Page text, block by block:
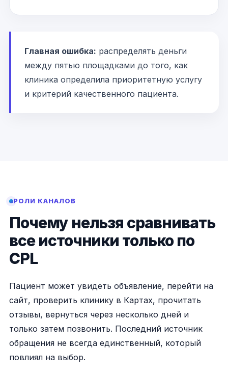
Главная ошибка: распределять деньги
между пятью площадками до того, как
клиника определила приоритетную услугу
и критерий качественного пациента.
РОЛИ КАНАЛОВ
Почему нельзя сравнивать
все источники только по
CPL
Пациент может увидеть объявление, перейти на
сайт, проверить клинику в Картах, прочитать
отзывы, вернуться через несколько дней и
только затем позвонить. Последний источник
обращения не всегда единственный, который
повлиял на выбор.